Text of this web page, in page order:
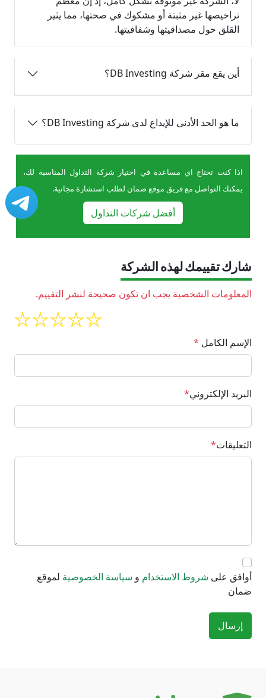
تراخيصها غير مثبتة أو مشكوك في صحتها، مما يثير
القلق حول مصداقيتها وشفافيتها.
أين يقع مقر شركة DB Investing؟
ما هو الحد الأدنى للإيداع لدى شركة DB Investing؟
اذا كنت تحتاج اي مساعدة في اختيار شركة التداول المناسبة لك،
يمكنك التواصل مع فريق موقع ضمان لطلب استشارة مجانية.
أفضل شركات التداول
شارك تقييمك لهذه الشركة
المعلومات الشخصية يجب ان تكون صحيحة لنشر التقييم.
الإسم الكامل *
البريد الإلكتروني*
التعليقات*
أوافق على شروط الاستخدام و سياسة الخصوصية لموقع
ضمان
إرسال